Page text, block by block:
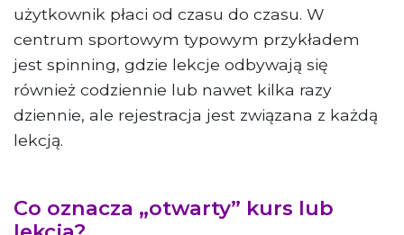
użytkownik płaci od czasu do czasu. W
centrum sportowym typowym przykładem
jest spinning, gdzie lekcje odbywają się
również codziennie lub nawet kilka razy
dziennie, ale rejestracja jest związana z każdą
lekcją.
Co oznacza „otwarty” kurs lub